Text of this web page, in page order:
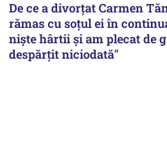
De ce a divorțat Carmen
rămas cu soțul ei în
niște hârtii și am plecat de
despărțit niciodată"